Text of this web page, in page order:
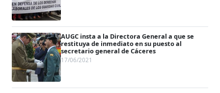
AUGC insta a la Directora General a que se
restituya de inmediato en su puesto al
secretario general de Cáceres
17/06/2021